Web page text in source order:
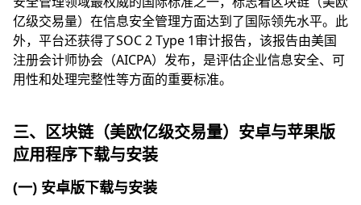
亿级交易量）在信息安全管理方面达到了国际领先水平。此
外，平台还获得了SOC 2 Type 1审计报告，该报告由美国
注册会计师协会（AICPA）发布，是评估企业信息安全、可
用性和处理完整性等方面的重要标准。
三、区块链（美欧亿级交易量）安卓与苹果版
应用程序下载与安装
(一) 安卓版下载与安装